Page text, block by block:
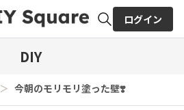
検索
ログイン
DIY
＞ 今朝のモリモリ塗った壁❣️